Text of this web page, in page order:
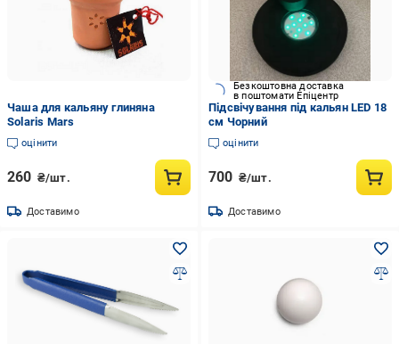
Чаша для кальяну глиняна
Solaris Mars
оцінити
260 ₴/шт.
Доставимо
Безкоштовна доставка
в поштомати Епіцентр
Підсвічування під кальян LED 18
см Чорний
оцінити
700 ₴/шт.
Доставимо